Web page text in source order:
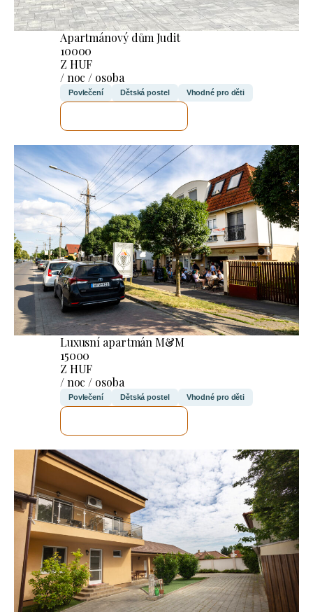
Apartmánový dům Judit
10000
Z HUF
/ noc / osoba
Povlečení Dětská postel Vhodné pro děti
Luxusní apartmán M&M
15000
Z HUF
/ noc / osoba
Povlečení Dětská postel Vhodné pro děti